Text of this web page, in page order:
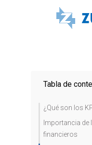
Tabla de
¿Qué son los
Importancia de
financieros